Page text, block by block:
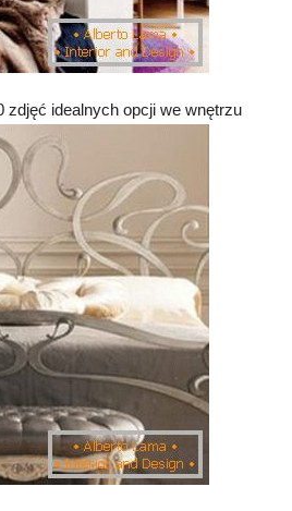
zdjęć idealnych opcji we wnętrzu